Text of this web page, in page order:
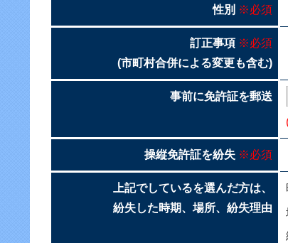
性別 ※必須
訂正事項 ※必須
(市町村合併による変更も含む)
事前に免許証を郵送
操縦免許証を紛失 ※必須
上記でしているを選んだ方は、
紛失した時期、場所、紛失理由